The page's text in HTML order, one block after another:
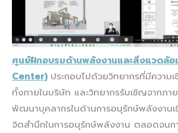
ศูนย์ฝึกอบรมด้านพลังงานและสิ่งแวดล้อ
Center) ประกอบไปด้วยวิทยากรที่มีความ
ทั้งภายในบริษัท และวิทยากรรับเชิญจากภ
พัฒนาบุคลากรในด้านการอนุรักษ์พลังงานเ
จิตสำนึกในการอนุรักษ์พลังงาน ตลอดจนก